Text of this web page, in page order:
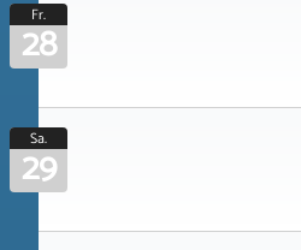
Fr.
28
Sa.
29